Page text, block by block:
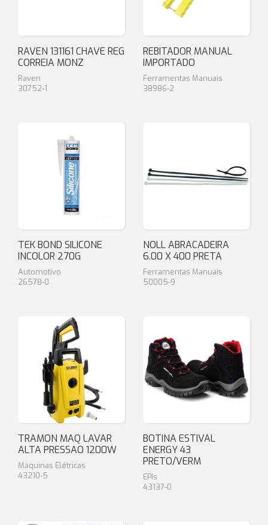
RAVEN 131161 CHAVE REG
CORREIA MONZ
Raven
30752-1
REBITADOR MANUAL
IMPORTADO
Ferramentas Manuais
38986-2
TEK BOND SILICONE
INCOLOR 270G
Automotivo
26578-0
NOLL ABRACADEIRA
6.00 X 400 PRETA
Ferramentas Manuais
50005-9
TRAMON MAQ LAVAR
ALTA PRESSAO 1200W
Máquinas Elétricas
43210-5
BOTINA ESTIVAL
ENERGY 43
PRETO/VERM
EPIs
43137-0